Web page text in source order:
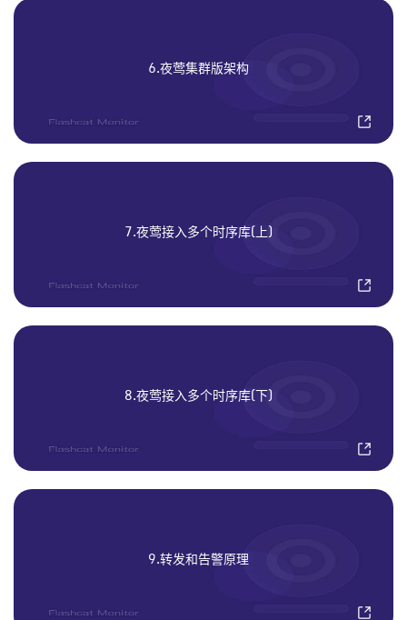
6.夜莺集群版架构
7.夜莺接入多个时序库(上)
8.夜莺接入多个时序库(下)
9.转发和告警原理